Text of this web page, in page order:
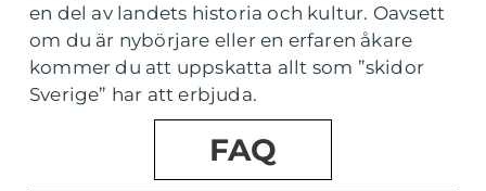
en del av landets historia och kultur. Oavsett
om du är nybörjare eller en erfaren åkare
kommer du att uppskatta allt som ”skidor
Sverige” har att erbjuda.
FAQ